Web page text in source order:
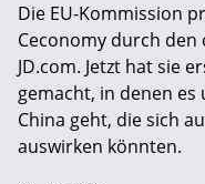
Die EU-Kommission
Ceconomy durch
JD.com. Jetzt hat sie
gemacht, in denen
China geht, die sich
auswirken könnten.